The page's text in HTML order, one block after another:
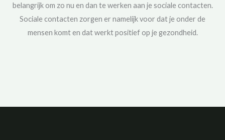
belangrijk om zo nu en dan te werken aan je sociale contacten.
Sociale contacten zorgen er namelijk voor dat je onder de
mensen komt en dat werkt positief op je gezondheid.